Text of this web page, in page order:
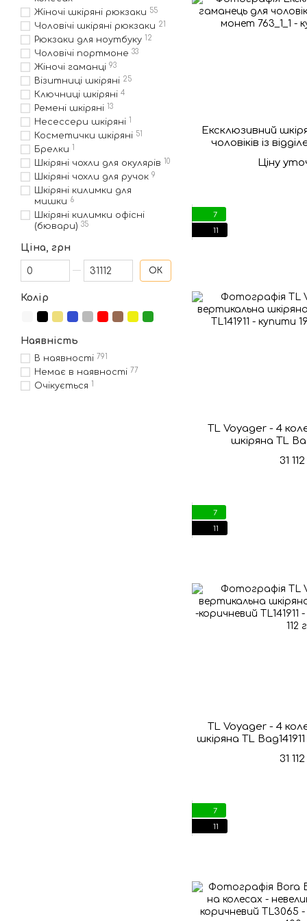
Ексклюзивний
чоловіків із
Ціну
7
11
TL Voyager - 4
шкіряна TL
31
7
11
TL Voyager - 4
шкіряна TL
31
7
11
Жіночі шкіряні рюкзаки 55
Чоловічі шкіряні рюкзаки 21
Рюкзаки для ноутбуку 12
Чоловічі портмоне 33
Жіночі гаманці 93
Візитниці шкіряні 25
Ключниці шкіряні 4
Ремені шкіряні 13
Несессери шкіряні 1
Косметички шкіряні 51
Брелки 1
Шкіряні чохли для окулярів 10
Шкіряні чохли для ручок 9
Шкіряні килимки для
мишки 6
Шкіряні килимки офісні
(бювари) 35
Ціна, грн
Від Ціна, грн
До Ціна, грн
ОК
Колір
Наявність
В наявності 791
Немає в наявності 77
Очікується 1